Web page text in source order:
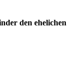
den ehelichen